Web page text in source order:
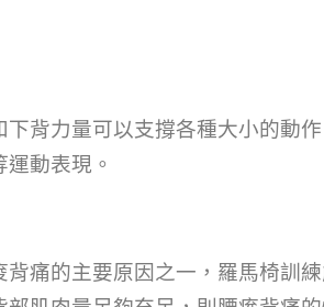
背力量可以支撐各種大小的動
動表現。
背痛的主要原因之一，羅馬椅訓